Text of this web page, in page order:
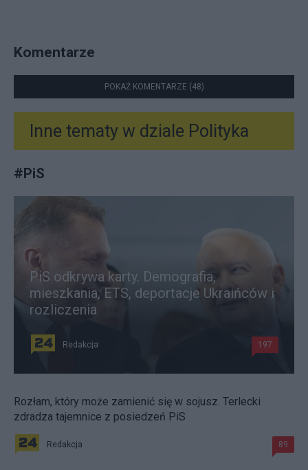
Komentarze
POKAŻ KOMENTARZE (48)
Inne tematy w dziale Polityka
#PiS
PiS odkrywa karty. Demografia,
mieszkania, ETS, deportacje Ukraińców i
rozliczenia
Redakcja 197
Rozłam, który może zamienić się w sojusz. Terlecki
zdradza tajemnice z posiedzeń PiS
Redakcja 89